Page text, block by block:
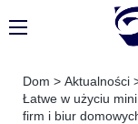
Dom > Aktualności
Łatwe w użyciu
firm i biur